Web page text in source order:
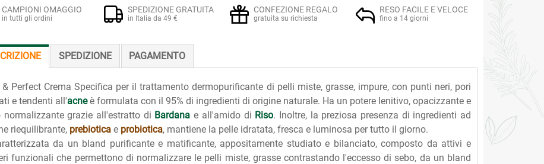
CAMPIONI OMAGGIO
in tutti gli ordini
SPEDIZIONE GRATUITA
in Italia da 49 €
CONFEZIONE REGALO
gratuita su richiesta
RESO FACILE E VELOCE
fino a 14 giorni
SPEDIZIONE PAGAMENTO
& Perfect Crema Specifica per il trattamento dermopurificante di pelli miste, grasse, impure, con punti neri, pori
e tendenti all'acneè formulata con il 95% di ingredienti di origine naturale. Ha un potere lenitivo, opacizzante e
normalizzante grazie all'estratto di Bardana e all'amido di Riso. Inoltre, la preziosa presenza di ingredienti ad
riequilibrante, prebiotica e probiotica, mantiene la pelle idratata, fresca e luminosa per tutto il giorno.
da un bland purificante e matificante, appositamente studiato e bilanciato, composto da attivi e
funzionali che permettono di normalizzare le pelli miste, grasse contrastando l'eccesso di sebo, da un bland